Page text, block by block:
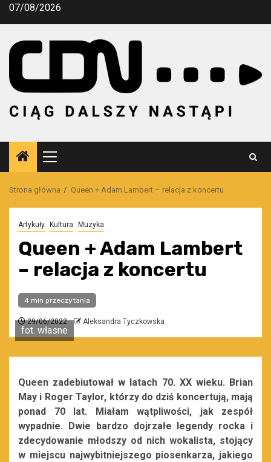
Przejdź
07/08/2026
Menu
główne
Strona główna Queen + Adam Lambert – relacja z koncertu
Artykuły Kultura Muzyka
Queen + Adam Lambert
– relacja z koncertu
4 min przeczytania
29/06/2022 Aleksandra Tyczkowska
fot. własne
Queen zadebiutował w latach 70. XX wieku. Brian
May i Roger Taylor, którzy do dziś koncertują, mają
ponad 70 lat. Miałam wątpliwości, jak zespół
wypadnie. Dwie bardzo dojrzałe legendy rocka i
zdecydowanie młodszy od nich wokalista, stojący
w miejscu najwybitniejszego piosenkarza, jakiego